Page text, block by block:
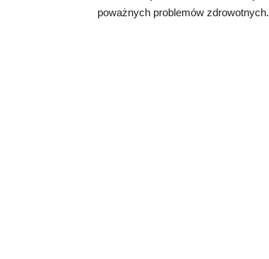
poważnych problemów zdrowotnych.